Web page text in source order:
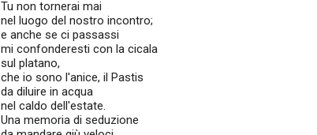
Tu non tornerai mai
nel luogo del nostro incontro;
e anche se ci passassi
mi confonderesti con la cicala
sul platano,
che io sono l'anice, il Pastis
da diluire in acqua
nel caldo dell'estate.
Una memoria di seduzione